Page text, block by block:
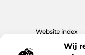
Wij
Website index
@2025